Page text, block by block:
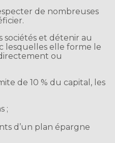
de nombreuses
sociétés et détenir au
lesquelles elle forme le
ou
de 10 % du capital, les
;
d’un plan épargne